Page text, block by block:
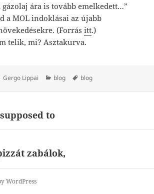
gázolaj ára is tovább emelkedett…”
a MOL indoklásai az újabb
(Forrásitt.)
telik, mi? Asztakurva.
Szerző
Gergo Lippai Kategória
blog Címke
blog
to
zabálok,
WordPress